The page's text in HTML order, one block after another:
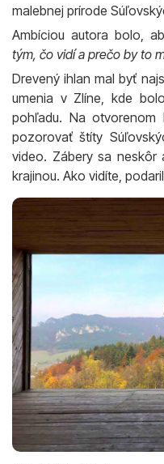
malebnej prírode
Ambíciou autora bolo,
tým, čo vidí a prečo by to
Drevený ihlan mal byť
umenia v Zlíne, kde
pohľadu. Na
pozorovať štíty
video. Zábery sa neskôr
krajinou. Ako vidíte,